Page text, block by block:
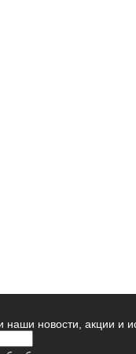
новости, акции и